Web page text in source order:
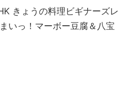
きょうの料理ビギナーズレ
いっ！マーボー豆腐＆八宝